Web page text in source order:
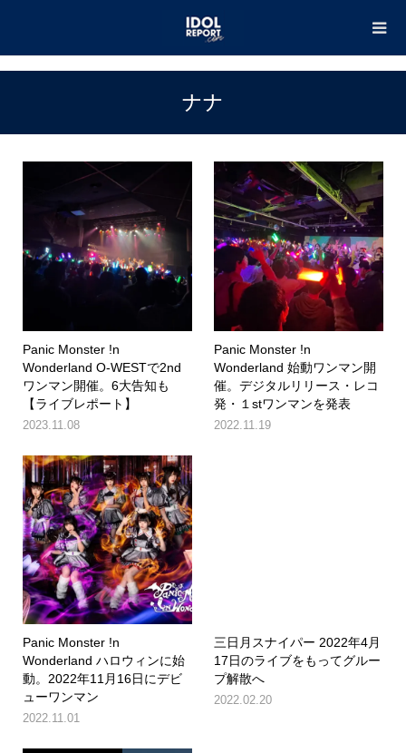
ナナ
Panic Monster !n
Wonderland O-WESTで2nd
ワンマン開催。6大告知も
【ライブレポート】
2023.11.08
Panic Monster !n
Wonderland 始動ワンマン開
催。デジタルリリース・レコ
発・１stワンマンを発表
2022.11.19
Panic Monster !n
Wonderland ハロウィンに始
動。2022年11月16日にデビ
ューワンマン
2022.11.01
三日月スナイパー 2022年4月
17日のライブをもってグルー
プ解散へ
2022.02.20